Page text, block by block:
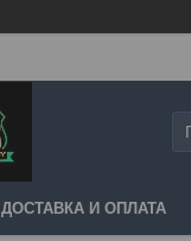
ДОСТАВКА И ОПЛАТА